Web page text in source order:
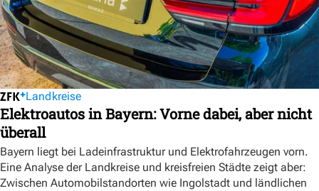
Landkreise
Elektroautos in Bayern: Vorne dabei, aber nicht
überall
Bayern liegt bei Ladeinfrastruktur und Elektrofahrzeugen vorn.
Eine Analyse der Landkreise und kreisfreien Städte zeigt aber:
Zwischen Automobilstandorten wie Ingolstadt und ländlichen